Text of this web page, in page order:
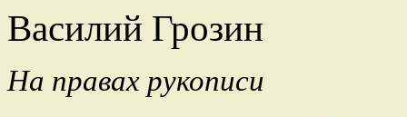
Василий Грозин
На правах рукописи